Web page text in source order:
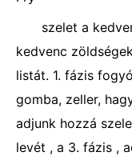
szelet a
kedvenc
listát. 1. fázis
gomba, zeller,
adjunk hozzá
levét , a 3. fázis ,